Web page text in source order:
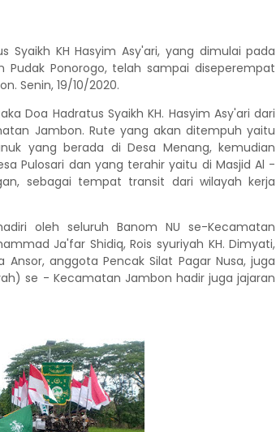
Syaikh KH Hasyim Asy'ari, yang dimulai pada
Ponorogo, telah sampai diseperempat
Senin, 19/10/2020.
Doa Hadratus Syaikh KH. Hasyim Asy'ari dari
Jambon. Rute yang akan ditempuh yaitu
yang berada di Desa Menang, kemudian
Pulosari dan yang terahir yaitu di Masjid Al -
sebagai tempat transit dari wilayah kerja
oleh seluruh Banom NU se-Kecamatan
Ja'far Shidiq, Rois syuriyah KH. Dimyati,
Ansor, anggota Pencak Silat Pagar Nusa, juga
se - Kecamatan Jambon hadir juga jajaran